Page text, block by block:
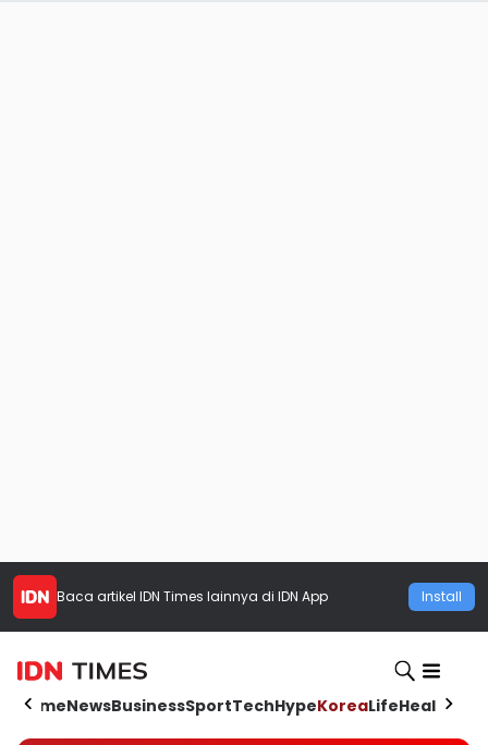
Baca artikel IDN Times lainnya di IDN App Install
HomeNewsBusinessSportTechHypeKoreaLifeHealth